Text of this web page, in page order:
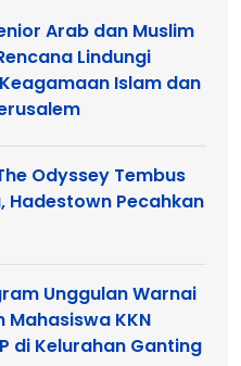
Arab dan Muslim
Lindungi
Islam dan
Odyssey Tembus
Hadestown Pecahkan
Unggulan Warnai
Mahasiswa KKN
di Kelurahan Ganting